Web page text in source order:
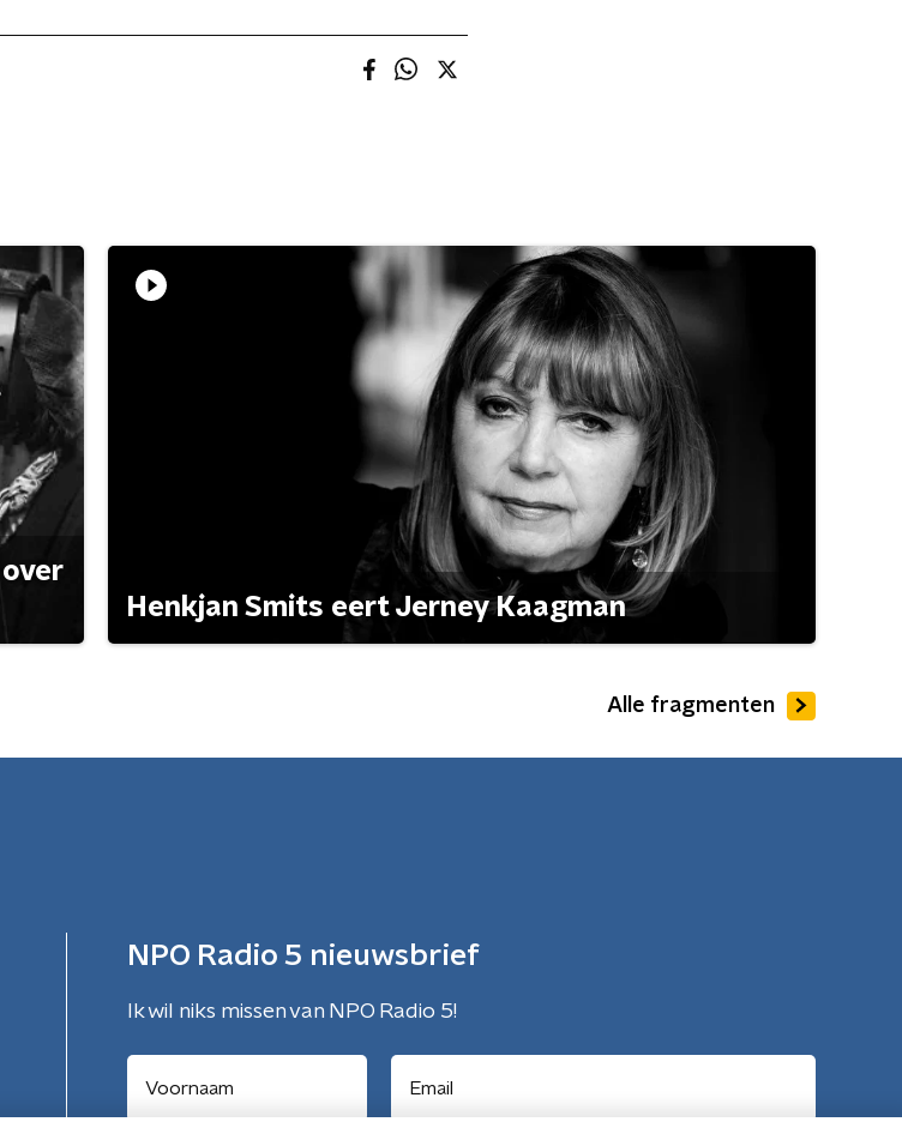
Henkjan Smits eert Jerney Kaagman
Alle fragmenten
NPO Radio 5 nieuwsbrief
Ik wil niks missen van NPO Radio 5!